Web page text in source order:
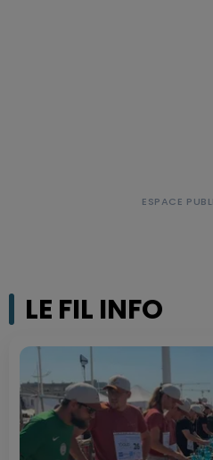
LE FIL INFO